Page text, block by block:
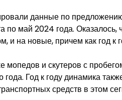
данные по
по май 2024 года. Оказалось,
и на новые, причем как год к
мопедов и скутеров с
года. Год к году динамика
средств в этом